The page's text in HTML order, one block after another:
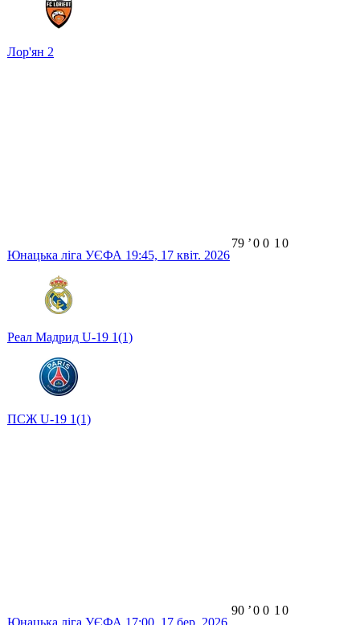
Лор'ян 2
Юнацька ліга УЄФА 19:45, 17 квіт. 2026
Реал Мадрид U-19 1(1)
ПСЖ U-19 1(1)
79 ʼ0 0 1 0
90 ʼ0 0 1 0